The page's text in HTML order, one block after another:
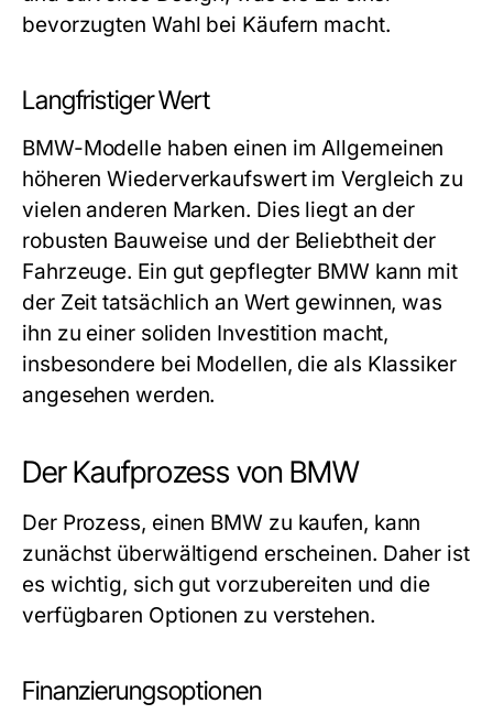
bevorzugten Wahl bei Käufern macht.
Langfristiger Wert
BMW-Modelle haben einen im Allgemeinen
höheren Wiederverkaufswert im Vergleich zu
vielen anderen Marken. Dies liegt an der
robusten Bauweise und der Beliebtheit der
Fahrzeuge. Ein gut gepflegter BMW kann mit
der Zeit tatsächlich an Wert gewinnen, was
ihn zu einer soliden Investition macht,
insbesondere bei Modellen, die als Klassiker
angesehen werden.
Der Kaufprozess von BMW
Der Prozess, einen BMW zu kaufen, kann
zunächst überwältigend erscheinen. Daher ist
es wichtig, sich gut vorzubereiten und die
verfügbaren Optionen zu verstehen.
Finanzierungsoptionen